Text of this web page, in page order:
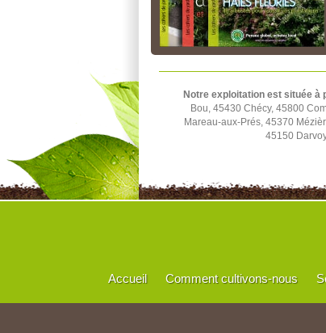
Notre exploitation est située à
Bou, 45430 Chécy, 45800
Mareau-aux-Prés, 45370
45150
Accueil Comment cultivons-nous